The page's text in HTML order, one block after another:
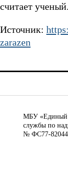
считает ученый.
Источник:
zarazen
МБУ «Единый
службы по
№ ФС77-82044